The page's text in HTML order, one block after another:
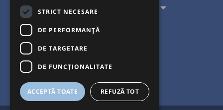
Pentru Transportatori
Interacționăm
Acceptăm plăți cu
STRICT NECESARE
DE PERFORMANȚĂ
DE TARGETARE
DE FUNCŢIONALITATE
ACCEPTĂ TOATE REFUZĂ TOT